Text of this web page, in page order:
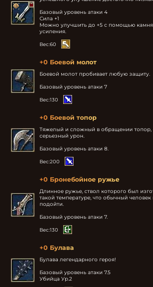
Базовый уровень атаки 4
Сила +1
Можно улучшить до +5 с помощью камня
усиления.
Вес:60
+0 Боевой молот
Боевой молот пробивает любую защиту.
Базовый уровень атаки 7
Вес:130
+0 Боевой топор
Тяжелый и сложный в обращении топор,
серьезный урон.
Базовый уровень атаки 8.
Вес:200
+0 Бронебойное ружье
Длинное ружье, ствол которого был
такой температуре, что обычный
подойти.
Базовый уровень атаки 7.
Вес:130
+0 Булава
Булава легендарного героя!
Базовый уровень атаки 7.5
Убийца Ур.2